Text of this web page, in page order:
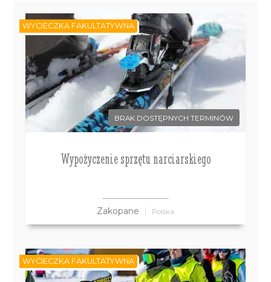
BRAK DOSTĘPNYCH TERMINÓW
Wypożyczenie sprzętu narciarskiego
Zakopane Polska
WYCIECZKA FAKULTATYWNA
WYCIECZKA FAKULTATYWNA